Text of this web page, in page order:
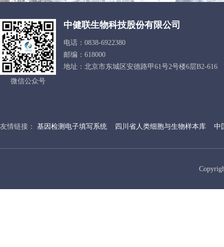
微信公众号
中健联生物科技股份有限公司
电话：0838-6922380
邮编：618000
地址：北京市东城区安德路甲61号2号楼6层B2-616
友情链接： 基因检测电子填写系统 四川省人类细胞与生物样本库 中